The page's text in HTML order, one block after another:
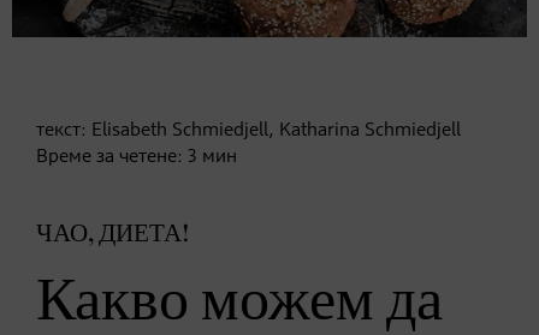
текст: Elisabeth Schmiedjell, Katharina Schmiedjell
Време за четене: 3 мин
ЧАО, ДИЕТА!
Какво можем да